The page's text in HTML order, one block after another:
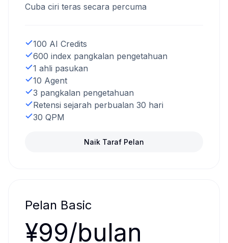
Cuba ciri teras secara percuma
100 AI Credits
600 index pangkalan pengetahuan
1 ahli pasukan
10 Agent
3 pangkalan pengetahuan
Retensi sejarah perbualan 30 hari
30 QPM
Naik Taraf Pelan
Pelan Basic
¥99/bulan